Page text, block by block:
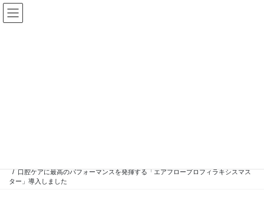
口腔ケアに最高のパフォーマンスを発揮する「エアフロープロフィラキシスマス
ター」導入しました